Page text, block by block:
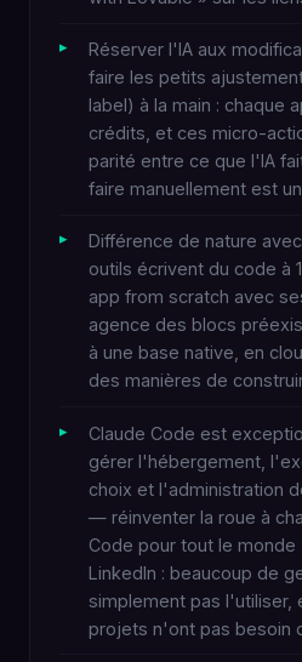
Réserver l'IA aux
faire les petits
label) à la main : chaque
crédits, et ces micro-
parité entre ce que l'IA
faire manuellement est
Différence de nature
outils écrivent du code à
app from scratch avec
agence des blocs
à une base native, en
des manières de
Claude Code est
gérer l'hébergement,
choix et l'administration
— réinventer la roue à
Code pour tout le
LinkedIn : beaucoup de
simplement pas l'utiliser,
projets n'ont pas besoin